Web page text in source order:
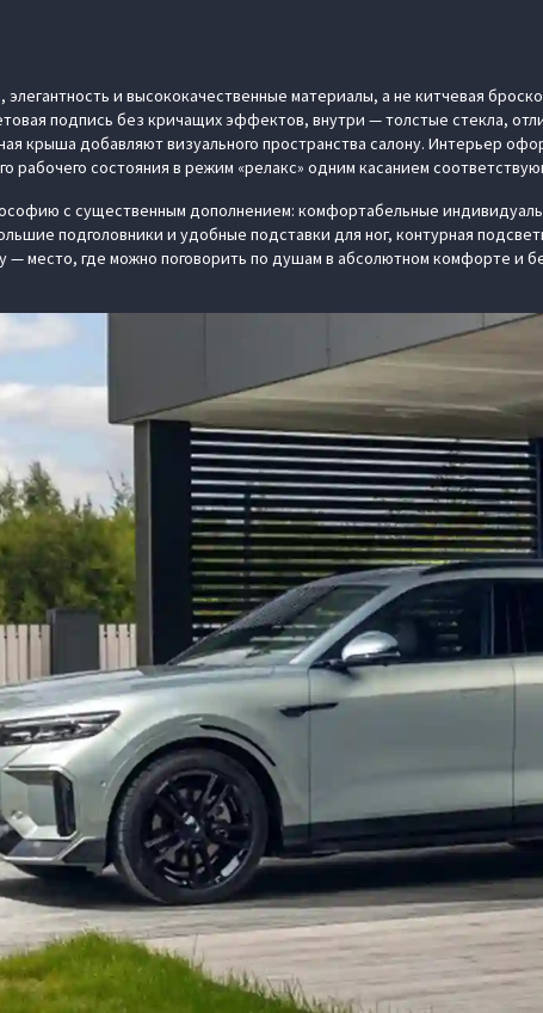
и высококачественные материалы, а не китчевая
подпись без кричащих эффектов, внутри — толстые стекла,
крыша добавляют визуального пространства салону. Интерьер
рабочего состояния в режим «релакс» одним касанием
с существенным дополнением: комфортабельные
подголовники и удобные подставки для ног, контурная
место, где можно поговорить по душам в абсолютном комфорте и